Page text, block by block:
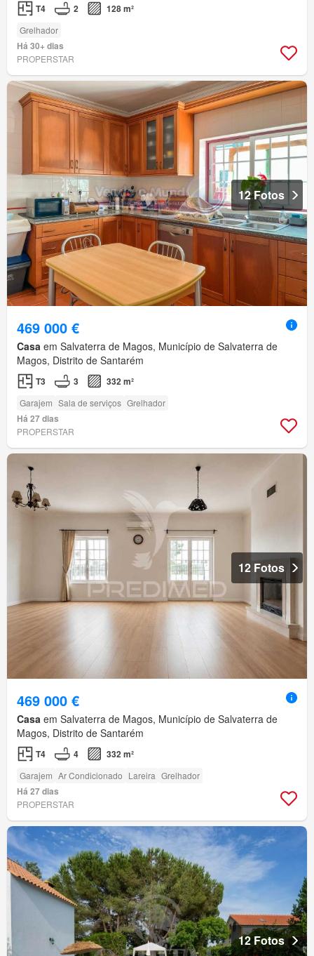
T4 2 128 m²
Grelhador
Há 30+ dias
PROPERSTAR
12 Fotos
469 000 €
Casa em Salvaterra de Magos, Município de Salvaterra de
Magos, Distrito de Santarém
T3 3 332 m²
Garajem Sala de serviços Grelhador
Há 27 dias
PROPERSTAR
12 Fotos
469 000 €
Casa em Salvaterra de Magos, Município de Salvaterra de
Magos, Distrito de Santarém
T4 4 332 m²
Garajem Ar Condicionado Lareira Grelhador
Há 27 dias
PROPERSTAR
12 Fotos